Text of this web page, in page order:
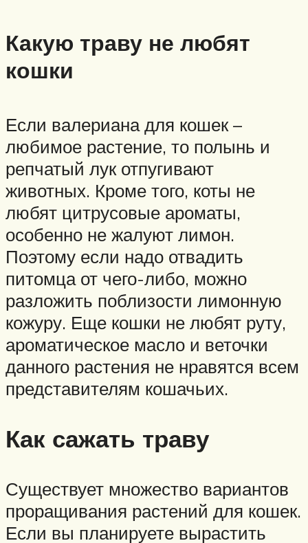
Какую траву не любят
кошки
Если валериана для кошек –
любимое растение, то полынь и
репчатый лук отпугивают
животных. Кроме того, коты не
любят цитрусовые ароматы,
особенно не жалуют лимон.
Поэтому если надо отвадить
питомца от чего-либо, можно
разложить поблизости лимонную
кожуру. Еще кошки не любят руту,
ароматическое масло и веточки
данного растения не нравятся всем
представителям кошачьих.
Как сажать траву
Существует множество вариантов
проращивания растений для кошек.
Если вы планируете вырастить